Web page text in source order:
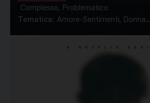
Complesso, Problematico
Tematica: Amore-Sentimenti, Donna...